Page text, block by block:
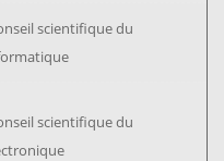
scientifique du
scientifique du